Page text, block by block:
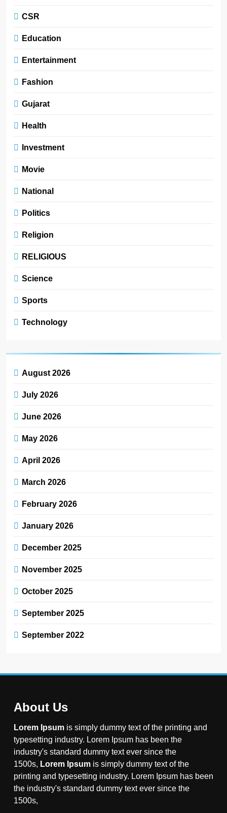
CSR
Education
Entertainment
Fashion
Gujarat
Health
Investment
Movie
National
Politics
Religion
RELIGIOUS
Science
Sports
Technology
August 2026
July 2026
June 2026
May 2026
April 2026
March 2026
February 2026
January 2026
December 2025
November 2025
October 2025
September 2025
September 2022
About Us
Lorem Ipsum is simply dummy text of the printing and
typesetting industry. Lorem Ipsum has been the
industry's standard dummy text ever since the
1500s, Lorem Ipsum is simply dummy text of the
printing and typesetting industry. Lorem Ipsum has been
the industry's standard dummy text ever since the
1500s,